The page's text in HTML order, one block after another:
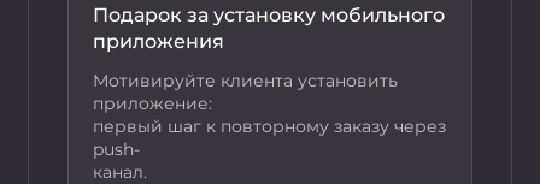
Подарок за установку мобильного
приложения
Мотивируйте клиента установить
приложение:
первый шаг к повторному заказу через
push-
канал.